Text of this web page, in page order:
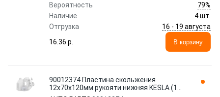
Вероятность
79%
Наличие
4 шт.
Отгрузка
16 - 19 августа
16.36 p.
В корзину
90012374 Пластина скольжения
12х70x120мм рукояти нижняя KESLA (1